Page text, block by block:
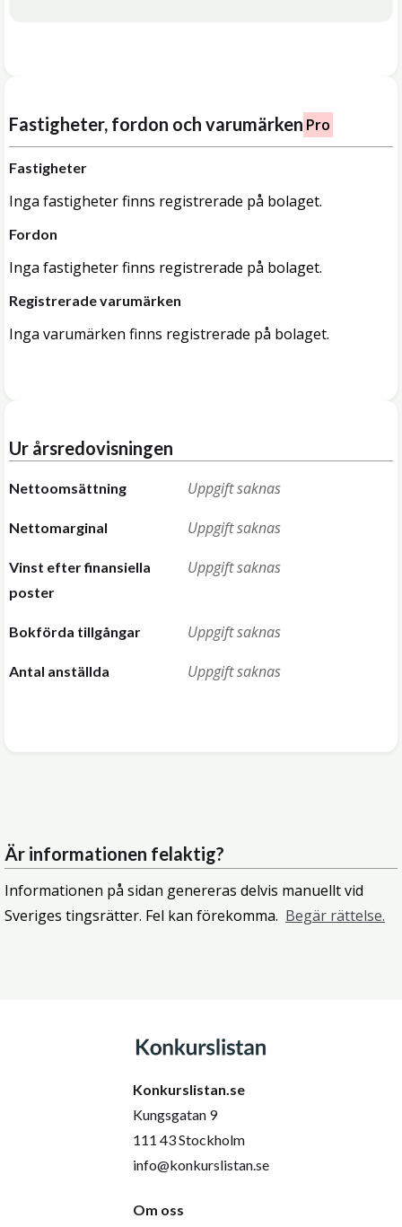
Fastigheter, fordon och varumärken Pro
Fastigheter
Inga fastigheter finns registrerade på bolaget.
Fordon
Inga fastigheter finns registrerade på bolaget.
Registrerade varumärken
Inga varumärken finns registrerade på bolaget.
Ur årsredovisningen
Nettoomsättning Uppgift saknas
Nettomarginal Uppgift saknas
Vinst efter finansiella
poster
Uppgift saknas
Bokförda tillgångar Uppgift saknas
Antal anställda Uppgift saknas
Är informationen felaktig?
Informationen på sidan genereras delvis manuellt vid
Sveriges tingsrätter. Fel kan förekomma. Begär rättelse.
Konkurslistan.se
Kungsgatan 9
111 43 Stockholm
info@konkurslistan.se
Om oss